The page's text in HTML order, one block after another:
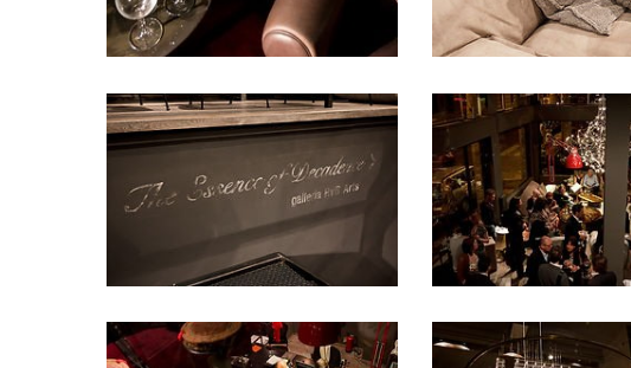
essence
7
essence
8
essence
10